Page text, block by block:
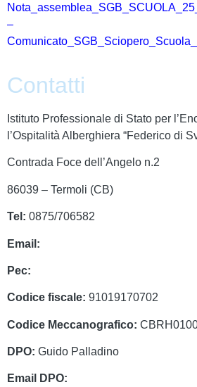
–
Contatti
Istituto Professionale di Stato per
l’Ospitalità Alberghiera “Federico di
Contrada Foce dell’Angelo n.2
86039 – Termoli (CB)
Tel: 0875/706582
Email:
Pec:
Codice fiscale: 91019170702
Codice Meccanografico:
DPO: Guido Palladino
Email DPO: